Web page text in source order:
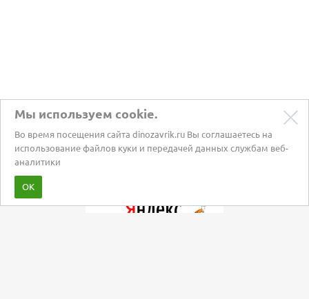
Мы используем cookie.
Во время посещения сайта dinozavrik.ru Вы соглашаетесь на
использование файлов куки и передачей данных службам веб-
аналитики
ОК